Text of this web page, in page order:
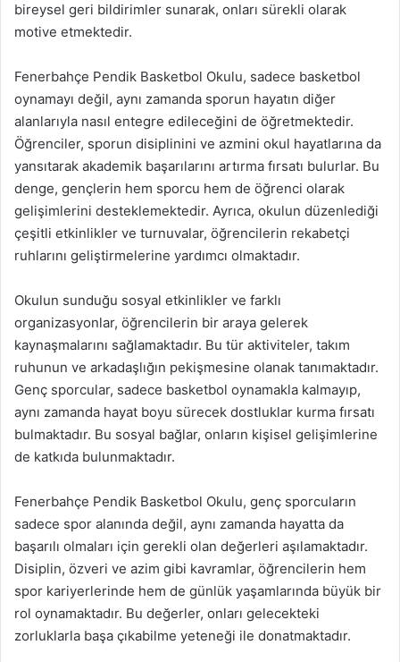
bireysel geri bildirimler sunarak, onları sürekli olarak
motive etmektedir.
Fenerbahçe Pendik Basketbol Okulu, sadece basketbol
oynamayı değil, aynı zamanda sporun hayatın diğer
alanlarıyla nasıl entegre edileceğini de öğretmektedir.
Öğrenciler, sporun disiplinini ve azmini okul hayatlarına da
yansıtarak akademik başarılarını artırma fırsatı bulurlar. Bu
denge, gençlerin hem sporcu hem de öğrenci olarak
gelişimlerini desteklemektedir. Ayrıca, okulun düzenlediği
çeşitli etkinlikler ve turnuvalar, öğrencilerin rekabetçi
ruhlarını geliştirmelerine yardımcı olmaktadır.
Okulun sunduğu sosyal etkinlikler ve farklı
organizasyonlar, öğrencilerin bir araya gelerek
kaynaşmalarını sağlamaktadır. Bu tür aktiviteler, takım
ruhunun ve arkadaşlığın pekişmesine olanak tanımaktadır.
Genç sporcular, sadece basketbol oynamakla kalmayıp,
aynı zamanda hayat boyu sürecek dostluklar kurma fırsatı
bulmaktadır. Bu sosyal bağlar, onların kişisel gelişimlerine
de katkıda bulunmaktadır.
Fenerbahçe Pendik Basketbol Okulu, genç sporcuların
sadece spor alanında değil, aynı zamanda hayatta da
başarılı olmaları için gerekli olan değerleri aşılamaktadır.
Disiplin, özveri ve azim gibi kavramlar, öğrencilerin hem
spor kariyerlerinde hem de günlük yaşamlarında büyük bir
rol oynamaktadır. Bu değerler, onları gelecekteki
zorluklarla başa çıkabilme yeteneği ile donatmaktadır.